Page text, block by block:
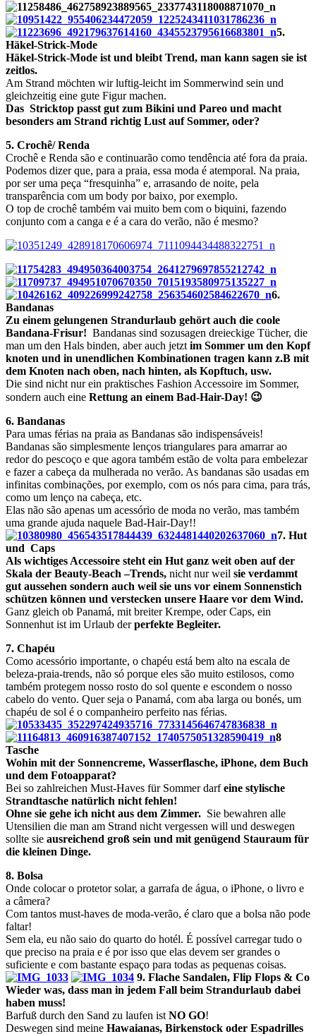
5.
Häkel-Strick-Mode
Häkel-Strick-Mode ist und bleibt Trend, man kann sagen sie ist
zeitlos.
Am Strand möchten wir luftig-leicht im Sommerwind sein und
gleichzeitig eine gute Figur machen.
Das Stricktop passt gut zum Bikini und Pareo und macht
besonders am Strand richtig Lust auf Sommer, oder?
5. Crochê/ Renda
Crochê e Renda são e continuarão como tendência até fora da praia.
Podemos dizer que, para a praia, essa moda é atemporal. Na praia,
por ser uma peça “fresquinha” e, arrasando de noite, pela
transparência com um body por baixo por exemplo.
O top de crochê também vai muito bem com o biquini, fazendo
conjunto com a canga e é a cara do verão, não é mesmo?
6.
Bandanas
Zu einem gelungenen Strandurlaub gehört auch die coole
Bandana-Frisur! Bandanas sind sozusagen dreieckige Tücher, die
man um den Hals binden, aber auch jetzt im Sommer um den Kopf
knoten und in unendlichen Kombinationen tragen kann z.B mit
dem Knoten nach oben, nach hinten, als Kopftuch, usw.
Die sind nicht nur ein praktisches Fashion Accessoire im Sommer,
sondern auch eine Rettung an einem Bad-Hair-Day! 😉
6. Bandanas
Para umas férias na praia as Bandanas são indispensáveis!
Bandanas são simplesmente lenços triangulares para amarrar ao
redor do pescoço e que agora também estão de volta para embelezar
e fazer a cabeça da mulherada no verão. As bandanas são usadas em
infinitas combinações, por exemplo, com os nós para cima, para trás,
como um lenço na cabeça, etc.
Elas não são apenas um acessório de moda no verão, mas também
uma grande ajuda naquele Bad-Hair-Day!!
7. Hut
und Caps
Als wichtiges Accessoire steht ein Hut ganz weit oben auf der
Skala der Beauty-Beach –Trends, nicht nur weil sie verdammt
gut aussehen sondern auch weil sie uns vor einem Sonnenstich
schützen können und verstecken unsere Haare vor dem Wind.
Ganz gleich ob Panamá, mit breiter Krempe, oder Caps, ein
Sonnenhut ist im Urlaub derperfekte Begleiter.
7. Chapéu
Como acessório importante, o chapéu está bem alto na escala de
beleza-praia-trends, não só porque eles são muito estilosos, como
também protegem nosso rosto do sol quente e escondem o nosso
cabelo do vento. Quer seja o Panamá, com aba larga ou bonés, um
chapéu de sol é o companheiro perfeito nas férias.
8
Tasche
Wohin mit der Sonnencreme, Wasserflasche, iPhone, dem Buch
und dem Fotoapparat?
Bei so zahlreichen Must-Haves für Sommer darfeine stylische
Strandtasche natürlich nicht fehlen!
Ohne sie gehe ich nicht aus dem Zimmer. Sie bewahren alle
Utensilien die man am Strand nicht vergessen will und deswegen
sollte sie ausreichend groß sein und mit genügend Stauraum für
die kleinen Dinge.
8. Bolsa
Onde colocar o protetor solar, a garrafa de água, o iPhone, o livro e
a câmera?
Com tantos must-haves de moda-verão, é claro que a bolsa não pode
faltar!
Sem ela, eu não saio do quarto do hotél. É possível carregar tudo o
que preciso na praia e é por isso que elas devem ser grandes o
suficiente e com bastante espaço para todas as pequenas coisas.
9. Flache Sandalen, Flip Flops & Co
Wieder was, dass man in jedem Fall beim Strandurlaub dabei
haben muss!
Barfuß durch den Sand zu laufen ist NO GO!
Deswegen sind meine Hawaianas, Birkenstock oder Espadrilles